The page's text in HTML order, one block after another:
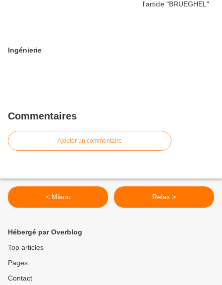
Ingénierie
Commentaires
Ajouter un commentaire
< Miaou Relax >
Hébergé par Overblog
Top articles
Pages
Contact